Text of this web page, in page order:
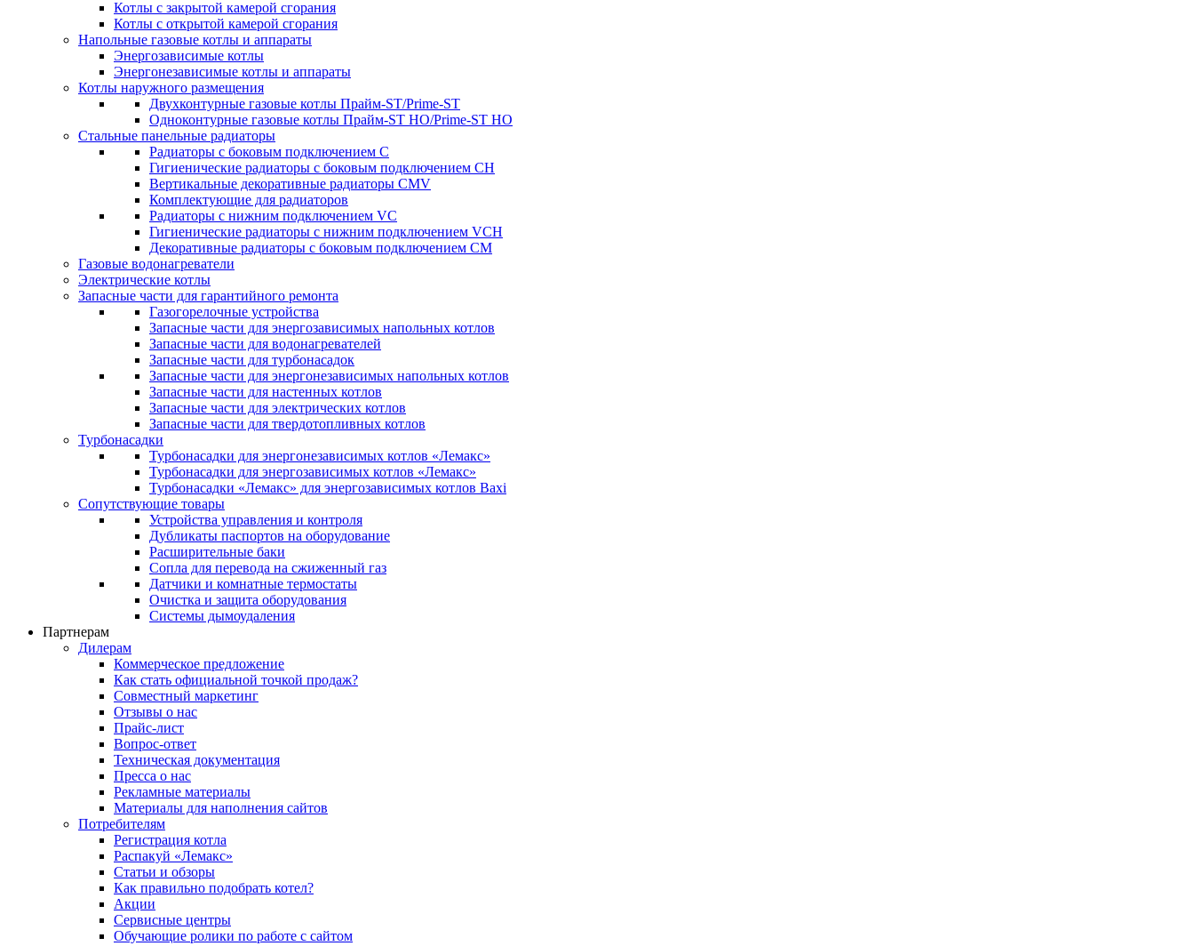
Котлы с закрытой камерой сгорания
Котлы с открытой камерой сгорания
Напольные газовые котлы и аппараты
Энергозависимые котлы
Энергонезависимые котлы и аппараты
Котлы наружного размещения
Двухконтурные газовые котлы Прайм-ST/Prime-ST
Одноконтурные газовые котлы Прайм-ST HO/Prime-ST HO
Стальные панельные радиаторы
Радиаторы c боковым подключением C
Гигиенические радиаторы c боковым подключением CH
Вертикальные декоративные радиаторы CMV
Комплектующие для радиаторов
Радиаторы c нижним подключением VC
Гигиенические радиаторы c нижним подключением VCH
Декоративные радиаторы с боковым подключением CM
Газовые водонагреватели
Электрические котлы
Запасные части для гарантийного ремонта
Газогорелочные устройства
Запасные части для энергозависимых напольных котлов
Запасные части для водонагревателей
Запасные части для турбонасадок
Запасные части для энергонезависимых напольных котлов
Запасные части для настенных котлов
Запасные части для электрических котлов
Запасные части для твердотопливных котлов
Турбонасадки
Турбонасадки для энергонезависимых котлов «Лемакс»
Турбонасадки для энергозависимых котлов «Лемакс»
Турбонасадки «Лемакс» для энергозависимых котлов Baxi
Сопутствующие товары
Устройства управления и контроля
Дубликаты паспортов на оборудование
Расширительные баки
Сопла для перевода на сжиженный газ
Датчики и комнатные термостаты
Очистка и защита оборудования
Системы дымоудаления
Партнерам
Дилерам
Коммерческое предложение
Как стать официальной точкой продаж?
Совместный маркетинг
Отзывы о нас
Прайс-лист
Вопрос-ответ
Техническая документация
Пресса о нас
Рекламные материалы
Материалы для наполнения сайтов
Потребителям
Регистрация котла
Распакуй «Лемакс»
Статьи и обзоры
Как правильно подобрать котел?
Акции
Сервисные центры
Обучающие ролики по работе с сайтом